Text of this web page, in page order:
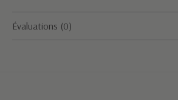
Évaluations (0)